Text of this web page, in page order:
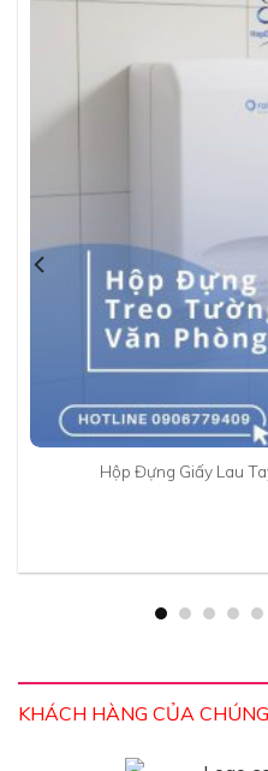
Hộp Đựng Giấy Lau
KHÁCH HÀNG CỦA